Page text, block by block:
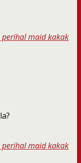
maid kakak
maid kakak